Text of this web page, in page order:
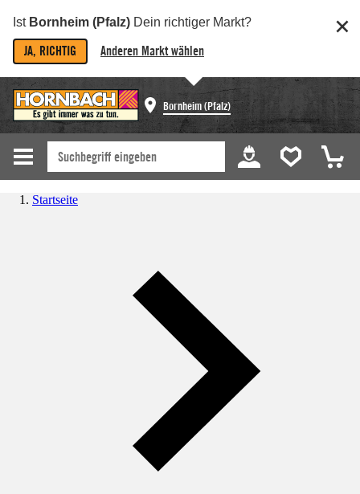
Ist Bornheim (Pfalz) Dein richtiger Markt?
JA, RICHTIG Anderen Markt wählen
Bornheim (Pfalz)
Startseite